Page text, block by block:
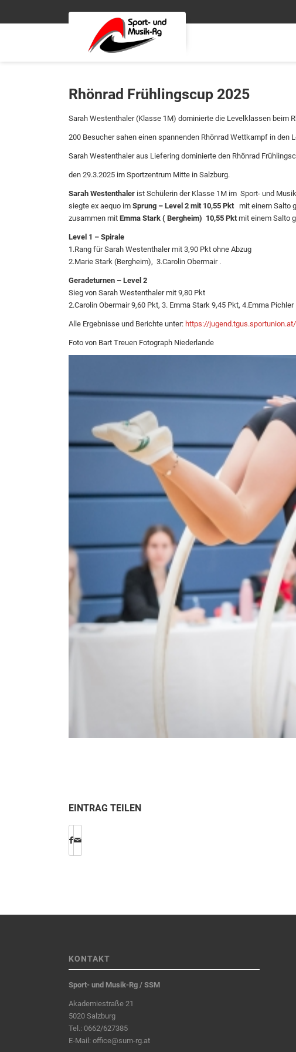
Rhönrad Frühlingscup 2025
Sarah Westenthaler (Klasse 1M) dominierte die Levelklassen beim
200 Besucher sahen einen spannenden Rhönrad Wettkampf in den
Sarah Westenthaler aus Liefering dominierte den Rhönrad
den 29.3.2025 im Sportzentrum Mitte in Salzburg.
Sarah Westenthaler ist Schülerin der Klasse 1M im Sport- und
siegte ex aequo imSprung – Level 2 mit 10,55 Pktmit einem Salto
zusammen mitEmma Stark ( Bergheim) 10,55 Pktmit einem Salto
Level 1 – Spirale
1.Rang für Sarah Westenthaler mit 3,90 Pkt ohne Abzug
2.Marie Stark (Bergheim), 3.Carolin Obermair .
Geradeturnen – Level 2
Sieg von Sarah Westenthaler mit 9,80 Pkt
2.Carolin Obermair 9,60 Pkt, 3. Emma Stark 9,45 Pkt, 4.Emma Pichler
Alle Ergebnisse und Berichte unter: https://
Foto von Bart Treuen Fotograph Niederlande
EINTRAG TEILEN
KONTAKT
Sport- und Musik-Rg / SSM
Akademiestraße 21
5020 Salzburg
Tel.:0662/627385
E-Mail:office@sum-rg.at